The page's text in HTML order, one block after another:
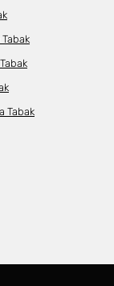
Tabak